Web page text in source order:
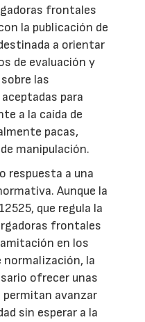
frontales
la publicación de
a orientar
de evaluación y
las
para
a la caída de
pacas,
manipulación.
respuesta a una
Aunque la
que regula la
frontales
en los
normalización, la
ofrecer unas
avanzar
sin esperar a la